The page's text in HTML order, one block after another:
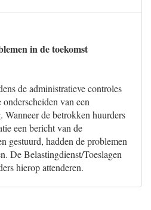
in de toekomst
de administratieve controles
van een
de betrokken huurders
een bericht van de
gestuurd, hadden de problemen
De Belastingdienst/Toeslagen
hierop attenderen.